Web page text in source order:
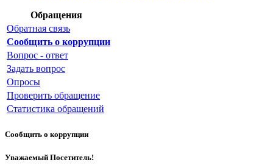
Обращения
Обратная связь
Сообщить о коррупции
Вопрос - ответ
Задать вопрос
Опросы
Проверить обращение
Статистика обращений
Сообщить о коррупции
Уважаемый Посетитель!